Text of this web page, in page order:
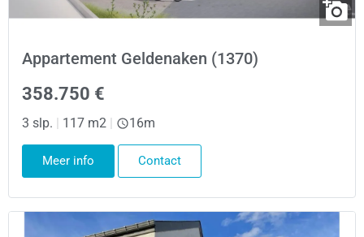
Appartement Geldenaken (1370)
358.750 €
3 slp. | 117 m2 | 16m
Meer info Contact